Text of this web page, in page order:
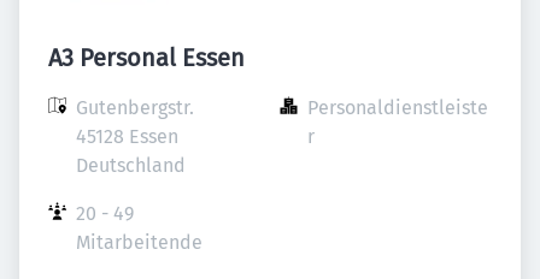
A3 Personal Essen
Gutenbergstr.
45128 Essen
Deutschland
Personaldienstleiste
r
20 - 49
Mitarbeitende